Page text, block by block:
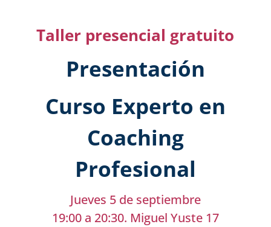
Taller presencial gratuito
Presentación
Curso Experto en
Coaching
Profesional
Jueves 5 de septiembre
19:00 a 20:30. Miguel Yuste 17